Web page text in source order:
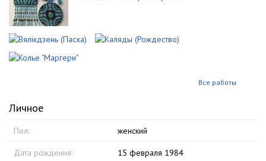
Все работы
Личное
Пол: женский
Дата рождения: 15 февраля 1984